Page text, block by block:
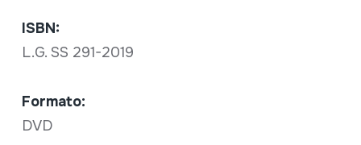
ISBN:
L.G. SS 291-2019
Formato:
DVD